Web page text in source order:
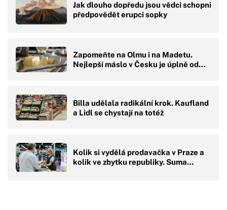
Jak dlouho dopředu jsou vědci schopni
předpovědět erupci sopky
Zapomeňte na Olmu i na Madetu.
Nejlepší máslo v Česku je úplně od…
Billa udělala radikální krok. Kaufland
a Lidl se chystají na totéž
Kolik si vydělá prodavačka v Praze a
kolik ve zbytku republiky. Suma…